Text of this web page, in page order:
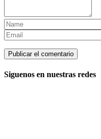
Siguenos en nuestras redes